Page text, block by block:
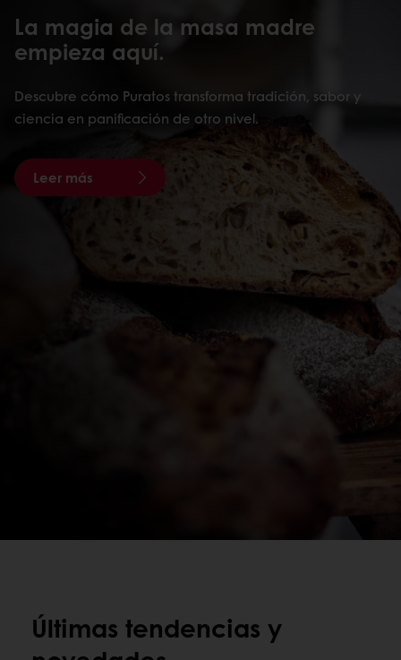
La magia de la masa madre
empieza aquí.
Descubre cómo Puratos transforma tradición, sabor y
ciencia en panificación de otro nivel.
Leer más
Últimas tendencias y